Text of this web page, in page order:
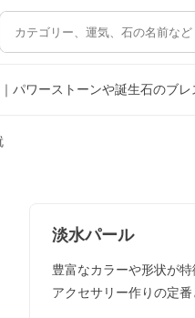
パワーストーンや誕生石のブ
淡水パール
豊富なカラーや形状が特
アクセサリー作りの定